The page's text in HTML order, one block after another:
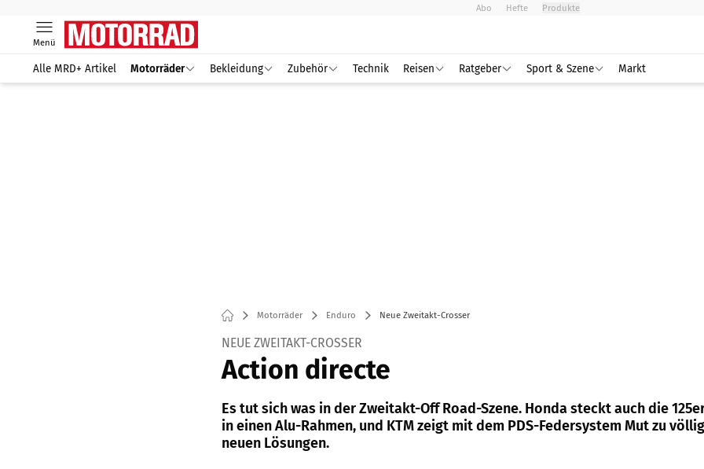
Abo Hefte Produkte
Menü
Alle MRD+ Artikel Motorräder Bekleidung Zubehör Technik Reisen Ratgeber Sport & Szene Markt
Motorräder Enduro Neue Zweitakt-Crosser
NEUE ZWEITAKT-CROSSER
Action directe
Es tut sich was in der Zweitakt-Off Road-Szene. Honda steckt auch die
in einen Alu-Rahmen, und KTM zeigt mit dem PDS-Federsystem Mut zu völlig
neuen Lösungen.